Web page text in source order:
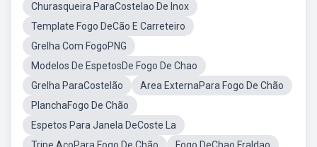
Churasqueira ParaCostelao De Inox
Template Fogo DeCão E Carreteiro
Grelha Com FogoPNG
Modelos De EspetosDe Fogo De Chao
Grelha ParaCostelão
Area ExternaPara Fogo De Chão
PlanchaFogo De Chão
Espetos Para Janela DeCoste La